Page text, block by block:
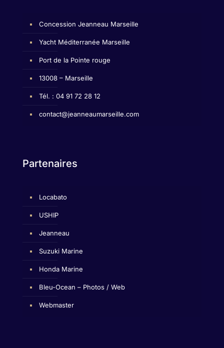
Concession Jeanneau Marseille
Yacht Méditerranée Marseille
Port de la Pointe rouge
13008 – Marseille
Tél. : 04 91 72 28 12
contact@jeanneaumarseille.com
Partenaires
Locabato
USHIP
Jeanneau
Suzuki Marine
Honda Marine
Bleu-Ocean – Photos / Web
Webmaster